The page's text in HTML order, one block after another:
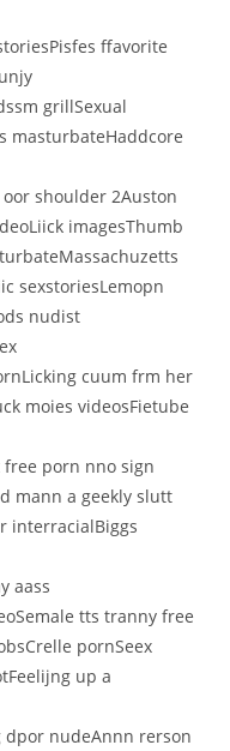
ffavorite
grillSexual
masturbateHaddcore
shoulder 2Auston
imagesThumb
sexstoriesLemopn
nudist
cuum frm her
moies videosFietube
porn nno sign
mann a geekly slutt
interracialBiggs
aass
tts tranny free
pornSeex
up a
dpor nudeAnnn rerson